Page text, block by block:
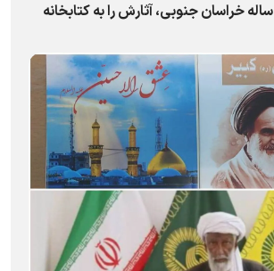
شاعر عشایر 72 ساله خراسان جنوبی، آثارش را به کتابخانه